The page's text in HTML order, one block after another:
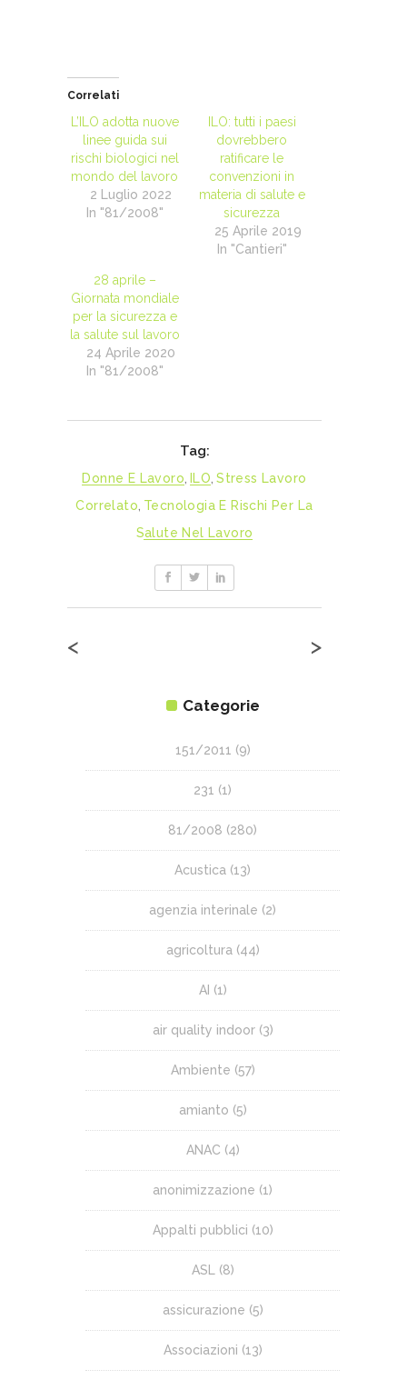
Correlati
L’ILO adotta nuove
linee guida sui
rischi biologici nel
mondo del lavoro
2 Luglio 2022
In "81/2008"
ILO: tutti i paesi
dovrebbero
ratificare le
convenzioni in
materia di salute e
sicurezza
25 Aprile 2019
In "Cantieri"
28 aprile –
Giornata mondiale
per la sicurezza e
la salute sul lavoro
24 Aprile 2020
In "81/2008"
Tag:
Donne E Lavoro ILO Stress Lavoro
Correlato Tecnologia E Rischi Per La
Salute Nel Lavoro
< >
Categorie
151/2011 (9)
231 (1)
81/2008 (280)
Acustica (13)
agenzia interinale (2)
agricoltura (44)
AI (1)
air quality indoor(3)
Ambiente (57)
amianto (5)
ANAC (4)
anonimizzazione (1)
Appalti pubblici (10)
ASL (8)
assicurazione (5)
Associazioni (13)